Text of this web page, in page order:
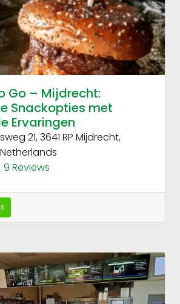
Next
Go – Mijdrecht:
Snackopties met
Ervaringen
21, 3641 RP Mijdrecht,
Netherlands
9 Reviews